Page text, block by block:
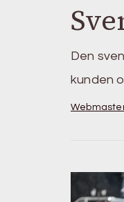
Den
kunden